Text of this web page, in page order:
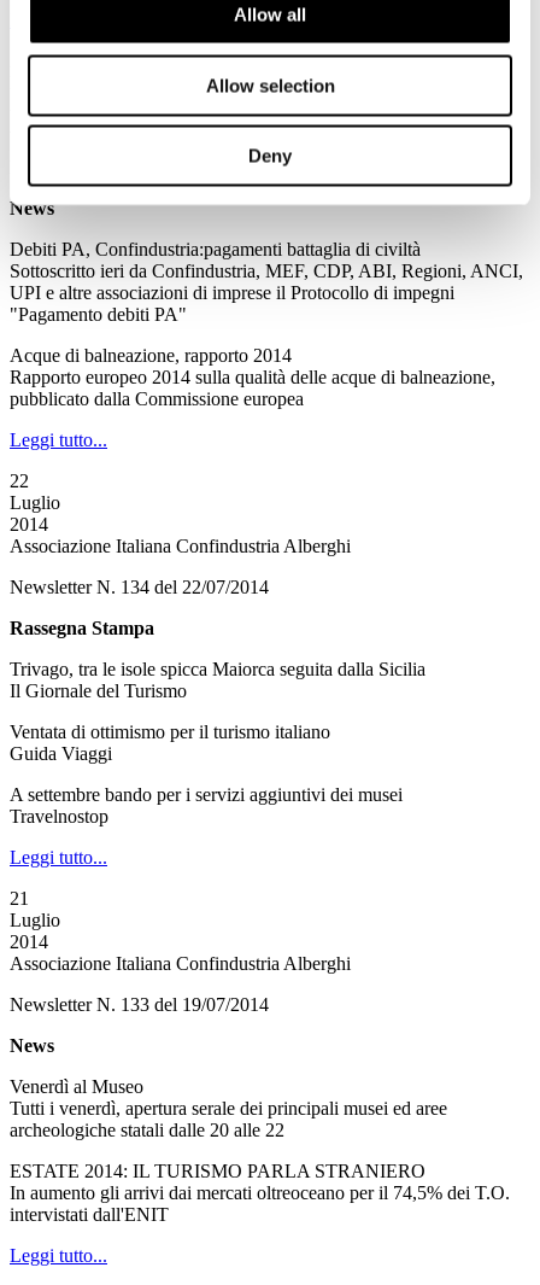
Allow all
Allow selection
Deny
23
Associazione Italiana Confindustria Alberghi
Newsletter N. 135 del 23/07/2014
News
Debiti PA, Confindustria:pagamenti battaglia di civiltà
Sottoscritto ieri da Confindustria, MEF, CDP, ABI, Regioni, ANCI,
UPI e altre associazioni di imprese il Protocollo di impegni
"Pagamento debiti PA"
Acque di balneazione, rapporto 2014
Rapporto europeo 2014 sulla qualità delle acque di balneazione,
pubblicato dalla Commissione europea
Leggi tutto...
22
Luglio
2014
Associazione Italiana Confindustria Alberghi
Newsletter N. 134 del 22/07/2014
Rassegna Stampa
Trivago, tra le isole spicca Maiorca seguita dalla Sicilia
Il Giornale del Turismo
Ventata di ottimismo per il turismo italiano
Guida Viaggi
A settembre bando per i servizi aggiuntivi dei musei
Travelnostop
Leggi tutto...
21
Luglio
2014
Associazione Italiana Confindustria Alberghi
Newsletter N. 133 del 19/07/2014
News
Venerdì al Museo
Tutti i venerdì, apertura serale dei principali musei ed aree
archeologiche statali dalle 20 alle 22
ESTATE 2014: IL TURISMO PARLA STRANIERO
In aumento gli arrivi dai mercati oltreoceano per il 74,5% dei T.O.
intervistati dall'ENIT
Leggi tutto...